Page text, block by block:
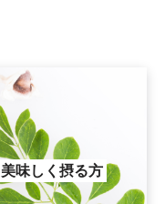
味しく摂る方